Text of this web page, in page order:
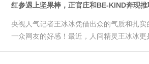
红参遇上坚果棒，正官庄和BE-KIND奔现
央视人气记者王冰冰凭借出众的气质和扎实
一众网友的好感！最近，人间精灵王冰冰更